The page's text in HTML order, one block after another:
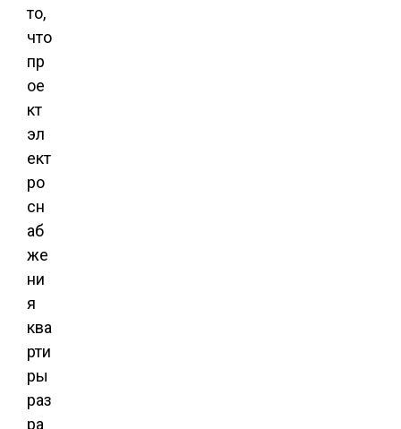
то,
что
пр
ое
кт
эл
ект
ро
сн
аб
же
ни
я
ква
рти
ры
раз
ра